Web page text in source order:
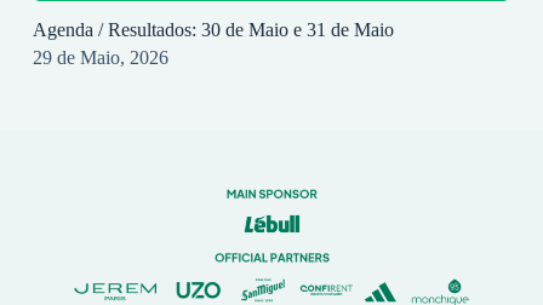
Agenda / Resultados: 30 de Maio e 31 de Maio
29 de Maio, 2026